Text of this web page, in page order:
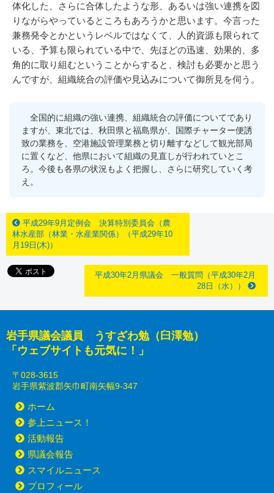
体化した、さらに合体したような形、あるいは強い連携を図
りながらやっているところもあろうかと思います。今言った
兼務発令とかというレベルではなくて、人的資源も限られて
いる、予算も限られている中で、先ほどの迅速、効果的、多
角的に取り組むということからすると、検討も必要かと思う
んですが、組織統合の評価や見込みについて御所見を伺う。
全国的に組織の強い連携、組織統合の評価についてであり
ますが、東北では、秋田県と福島県が、国際チャーター便誘
致の業務を、空港施設管理業務と切り離すなどして観光部局
に置くなど、他県において組織の見直しが行われていとこ
ろ。今後も各県の状況もよく把握し、さらに研究していく考
え。
平成29年9月定例会 決算特別委員会（農
林水産部（林業・水産業関係）（平成29年10
月19日(木)）
平成30年2月県議会 一般質問（平成30年2月
28日（水））
岩手県議会議員 うすざわ勉（臼澤勉）
「ウェブサイトも元気に！」
〒028-3615
岩手県紫波郡矢巾町南矢幅9-347
ホーム
参上ニュース！
活動報告
県議会報告
スマイルニュース
プロフィール